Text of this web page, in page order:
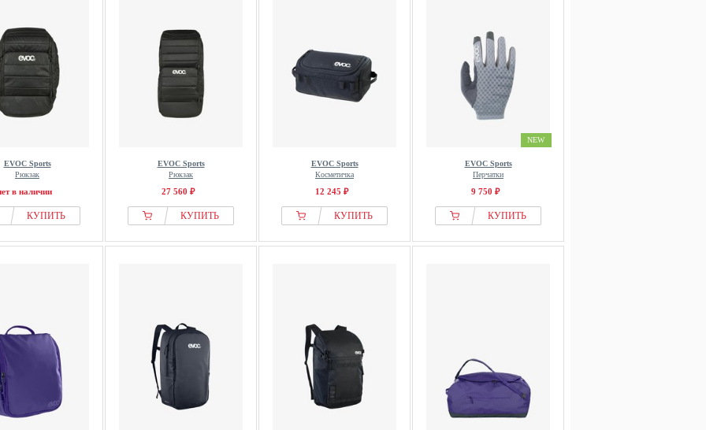
EVOC Sports
Рюкзак
в наличии
КУПИТЬ
EVOC Sports
Рюкзак
27 560 ₽
КУПИТЬ
EVOC Sports
Косметичка
12 245 ₽
КУПИТЬ
NEW
EVOC Sports
Перчатки
9 750 ₽
КУПИТЬ